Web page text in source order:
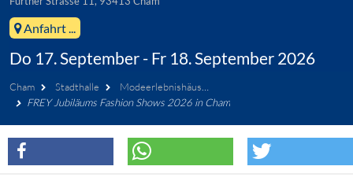
Anfahrt ...
Do 17. September - Fr 18. September 2026
Cham Stadthalle
Modeerlebnishäuser Frey
FREY Jubiläums Fashion Shows 2026 in Cham